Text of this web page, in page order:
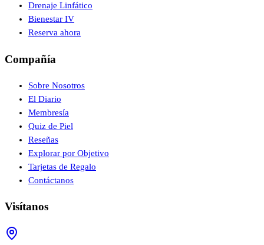
Drenaje Linfático
Bienestar IV
Reserva ahora
Compañía
Sobre Nosotros
El Diario
Membresía
Quiz de Piel
Reseñas
Explorar por Objetivo
Tarjetas de Regalo
Contáctanos
Visítanos